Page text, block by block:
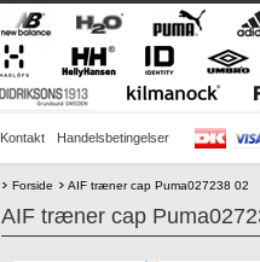
Kontakt Handelsbetingelser
Forside AIF træner cap Puma027238 02
AIF træner cap